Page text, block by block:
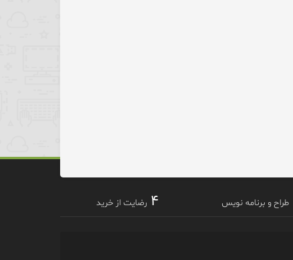
طراح و برنامه نویس ۴ رضایت از خرید